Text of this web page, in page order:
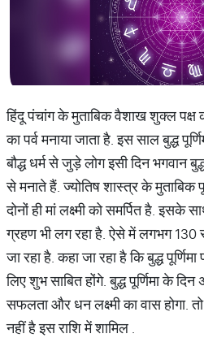
हिंदू पंचांग के मुताबिक वैशाख शुक्ल पक्ष की
का पर्व मनाया जाता है. इस साल बुद्ध
बौद्ध धर्म से जुड़े लोग इसी दिन भगवान
से मनाते हैं. ज्योतिष शास्त्र के मुताबिक
दोनों ही मां लक्ष्मी को समर्पित है. इसके
ग्रहण भी लग रहा है. ऐसे में लगभग 130
जा रहा है. कहा जा रहा है कि बुद्ध
लिए शुभ साबित होंगे. बुद्ध पूर्णिमा के
सफलता और धन लक्ष्मी का वास होगा.
नहीं है इस राशि में शामिल .